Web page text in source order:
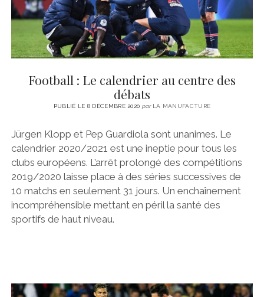
Football : Le calendrier au centre des
débats
PUBLIÉ LE 8 DÉCEMBRE 2020 parLA MANUFACTURE
Jürgen Klopp et Pep Guardiola sont unanimes. Le
calendrier 2020/2021 est une ineptie pour tous les
clubs européens. L’arrêt prolongé des compétitions
2019/2020 laisse place à des séries successives de
10 matchs en seulement 31 jours. Un enchaînement
incompréhensible mettant en péril la santé des
sportifs de haut niveau.